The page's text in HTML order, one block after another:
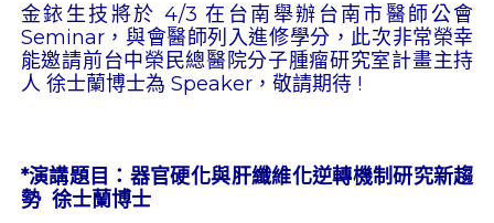
金銥生技將於 4/3 在台南舉辦台南市醫師公會
Seminar，與會醫師列入進修學分，此次非常榮幸
能邀請前台中榮民總醫院分子腫瘤研究室計畫主持
人 徐士蘭博士為 Speaker，敬請期待 !
*演講題目：器官硬化與肝纖維化逆轉機制研究新趨
勢 徐士蘭博士